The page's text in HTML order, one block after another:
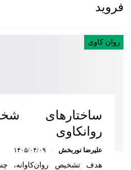
فروید
روان کاوی
ساختارهای
روانکاوی
علیرضا نوربخش ۱۴۰۵/۰۴/۰۹
هدف تشخیص روان‌کاوانه،